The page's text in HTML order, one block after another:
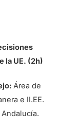
la UE. (2h)
Área de
e II.EE.